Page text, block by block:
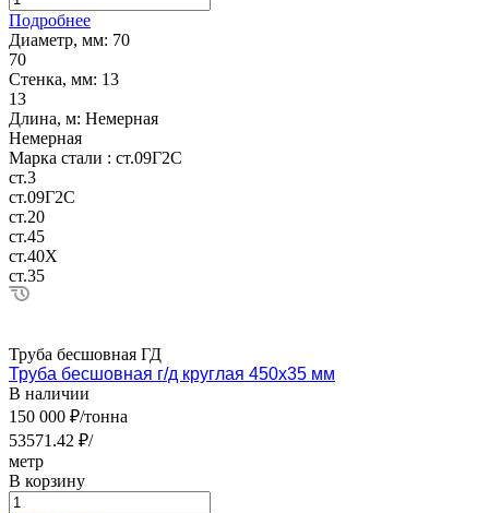
Подробнее
Диаметр, мм: 70
70
Стенка, мм: 13
13
Длина, м: Немерная
Немерная
Марка стали : ст.09Г2С
ст.3
ст.09Г2С
ст.20
ст.45
ст.40Х
ст.35
Труба бесшовная ГД
Труба бесшовная г/д круглая 450х35 мм
В наличии
150 000 ₽/тонна
53571.42 ₽/
метр
В корзину